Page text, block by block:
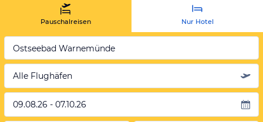
Pauschalreisen Nur Hotel
Ostseebad Warnemünde
Alle Flughäfen
09.08.26 - 07.10.26